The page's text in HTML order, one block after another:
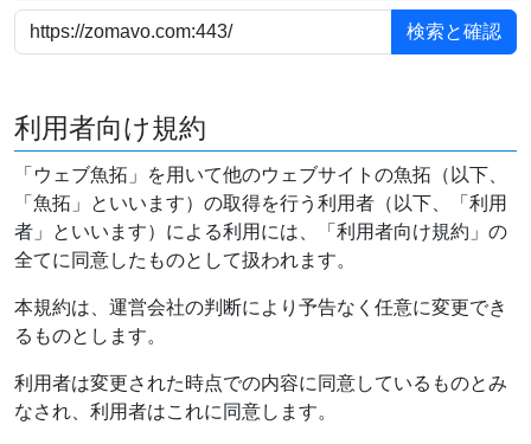
利用者向け規約
「ウェブ魚拓」を用いて他のウェブサイトの魚拓（以下、
「魚拓」といいます）の取得を行う利用者（以下、「利用
者」といいます）による利用には、「利用者向け規約」の
全てに同意したものとして扱われます。
本規約は、運営会社の判断により予告なく任意に変更でき
るものとします。
利用者は変更された時点での内容に同意しているものとみ
なされ、利用者はこれに同意します。